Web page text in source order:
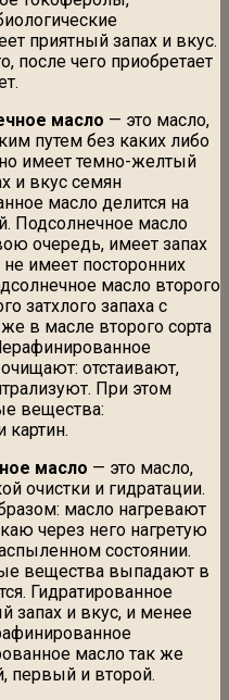
приятный запах и вкус.
после чего приобретает
масло — это масло,
путем без каких либо
имеет темно-желтый
и вкус семян
масло делится на
Подсолнечное масло
очередь, имеет запах
имеет посторонних
масло второго
затхлого запаха с
в масле второго сорта
отстаивают,
При этом
вещества:
масло — это масло,
очистки и гидратации.
масло нагревают
через него нагретую
состоянии.
вещества выпадают в
Гидратированное
запах и вкус, и менее
масло так же
первый и второй.